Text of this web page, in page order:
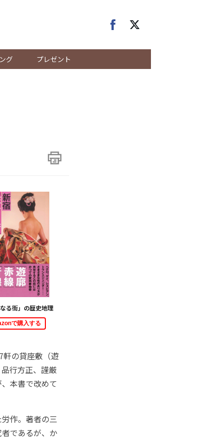
グ プレゼント
る街」の歴史地理
で購入する
軒の貸座敷（遊
行方正、謹厳
本書で改めて
作。著者の三
であるが、か